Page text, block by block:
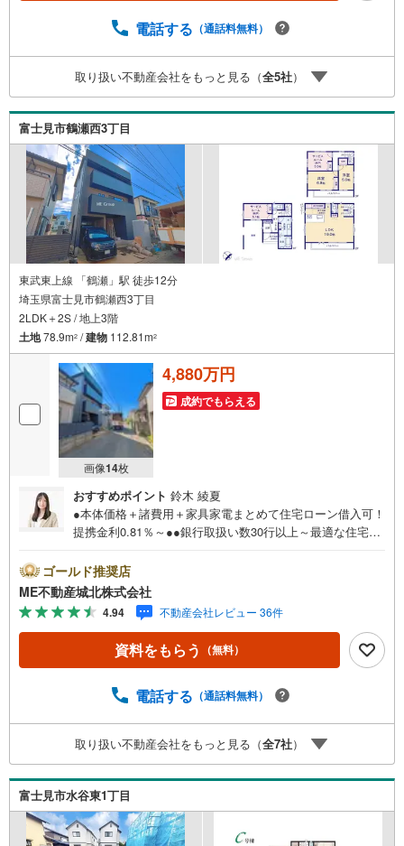
紹介（提携ハウスメーカー7社を保有しておりますので、ご
いに関する不動産情報を豊富に取り揃えております。また
リフォームの相談も承ります。◇インターネット予約で当
日現地見学が可能です（1）［室内・現地を見学する］をク
リック（2）本日～4日以内をご希望の方は「ご要望・ご質
問欄」に希望日時をご記入ください！
電話する （通話料無料）
取り扱い不動産会社をもっと見る（全5社）
富士見市鶴瀬西3丁目
東武東上線 「鶴瀬」駅 徒歩12分
埼玉県富士見市鶴瀬西3丁目
2LDK＋2S / 地上3階
土地78.9m2 /建物 112.81m2
画像14枚
4,880万円
成約でもらえる
おすすめポイント 鈴木 綾夏
●本体価格＋諸費用＋家具家電まとめて住宅ローン借入可！
提携金利0.81％～●●銀行取扱い数30行以上～最適な住宅ロ
多数ございます！（1）勤続年数1ヶ月（2）自己資金0円
（3）産休/育休/契約社員/派遣社員/アルバイト/パート/独
身/自営業/経営者（4）延滞、滞納、個信アウト対応可
（5）収入合算や親子ローン（6）金融機関の借入まとめ
等、家具、家電、引越し費用等おまとめローン（7）永住権
無、持病あり、持ち家残債有でも相談可能●3つの安心サポ
頂けます。2.FPソフトを使用しマイホーム購入の資金計
に安心を提案します。3.どんなに信用のある建築会社でも
ご自分の目で確認することは重要ですよね。弊社は特殊機
材を使用してインスペクションを実施します。
ゴールド推奨店
ME不動産城北株式会社
4.94 不動産会社レビュー 36件
資料をもらう （無料）
電話する （通話料無料）
取り扱い不動産会社をもっと見る（全7社）
富士見市水谷東1丁目